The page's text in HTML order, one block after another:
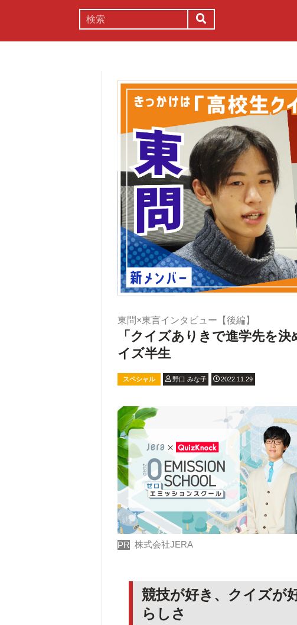
東問×東言インタビュー【後編】
「クイズありきで進学先を
イズ半生
スペシャル 野口 みな子 2022.11.29
PR 株式会社JERA
競技が好き、クイズが
らしさ